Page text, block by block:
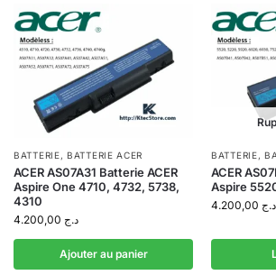
BATTERIE,BATTERIE ACER
ACER AS07A31 Batterie ACER
Aspire One 4710, 4732, 5738,
4310
د.ج
Ajouter au panier
BATTERIE,
ACER
Aspire
د.ج